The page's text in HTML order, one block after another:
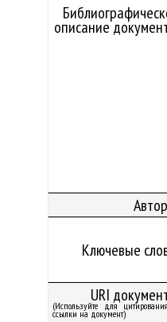
описание
Ключевые
URI
(Используйте для
ссылки на документ)